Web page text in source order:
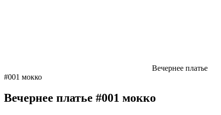
Вечернее платье
#001 мокко
Вечернее платье #001 мокко